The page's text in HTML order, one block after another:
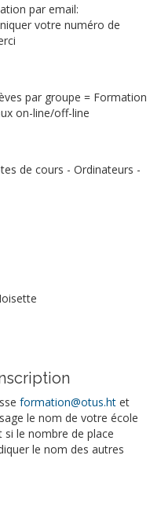
par email:
votre numéro de
par groupe = Formation
on-line/off-line
de cours - Ordinateurs -
formation@otus.ht et
le nom de votre école
le nombre de place
le nom des autres